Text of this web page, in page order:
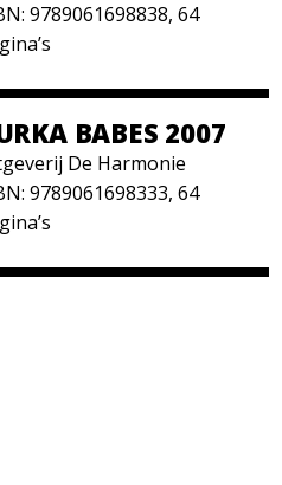
9789061698838, 64
BABES 2007
De Harmonie
9789061698333, 64